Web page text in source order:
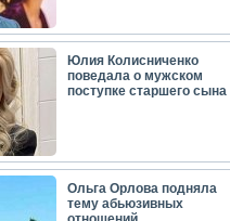
Юлия Колисниченко
поведала о мужском
поступке старшего сына
Ольга Орлова подняла
тему абьюзивных